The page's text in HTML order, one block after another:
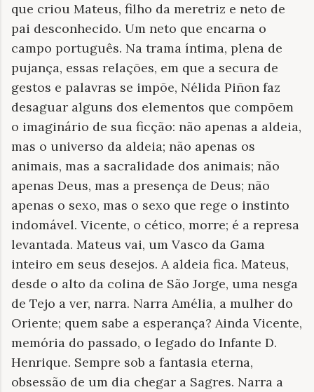
que criou Mateus, filho da meretriz e neto de
pai desconhecido. Um neto que encarna o
campo português. Na trama íntima, plena de
pujança, essas relações, em que a secura de
gestos e palavras se impõe, Nélida Piñon faz
desaguar alguns dos elementos que compõem
o imaginário de sua ficção: não apenas a aldeia,
mas o universo da aldeia; não apenas os
animais, mas a sacralidade dos animais; não
apenas Deus, mas a presença de Deus; não
apenas o sexo, mas o sexo que rege o instinto
indomável. Vicente, o cético, morre; é a represa
levantada. Mateus vai, um Vasco da Gama
inteiro em seus desejos. A aldeia fica. Mateus,
desde o alto da colina de São Jorge, uma nesga
de Tejo a ver, narra. Narra Amélia, a mulher do
Oriente; quem sabe a esperança? Ainda Vicente,
memória do passado, o legado do Infante D.
Henrique. Sempre sob a fantasia eterna,
obsessão de um dia chegar a Sagres. Narra a